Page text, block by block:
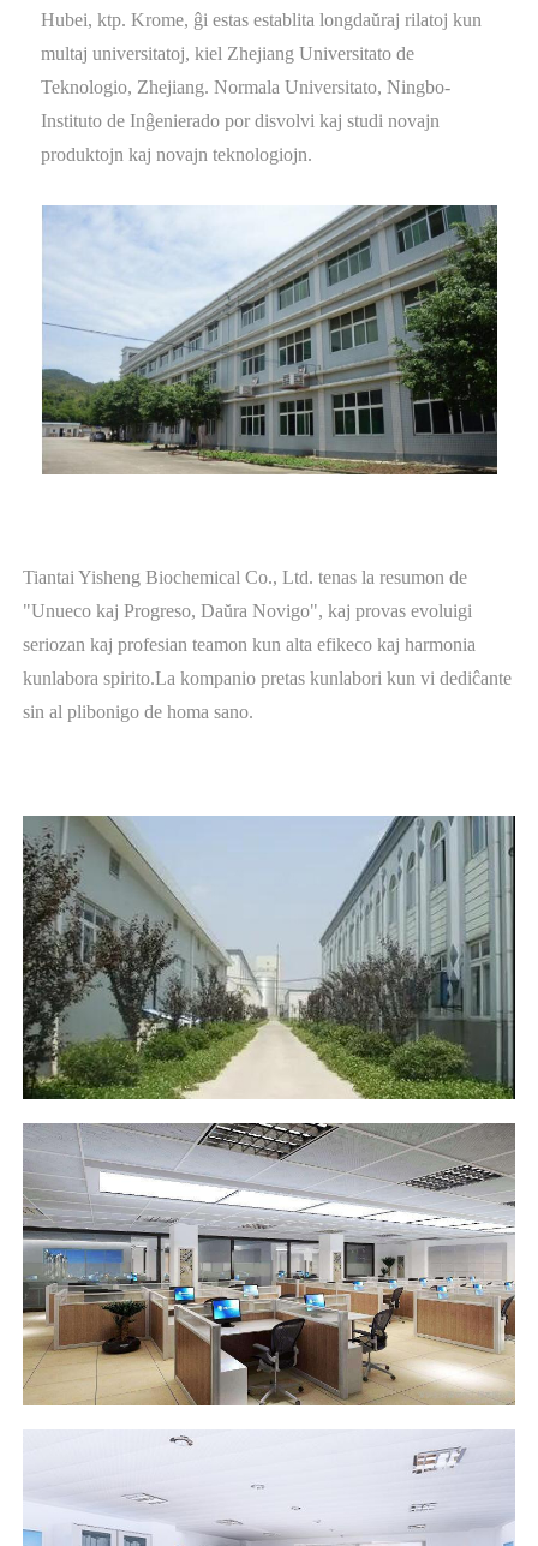
Hubei, ktp. Krome, ĝi estas establita longdaŭraj rilatoj kun
multaj universitatoj, kiel Zhejiang Universitato de
Teknologio, Zhejiang. Normala Universitato, Ningbo-
Instituto de Inĝenierado por disvolvi kaj studi novajn
produktojn kaj novajn teknologiojn.
Tiantai Yisheng Biochemical Co., Ltd. tenas la resumon de
"Unueco kaj Progreso, Daŭra Novigo", kaj provas evoluigi
seriozan kaj profesian teamon kun alta efikeco kaj harmonia
kunlabora spirito.La kompanio pretas kunlabori kun vi dediĉante
sin al plibonigo de homa sano.